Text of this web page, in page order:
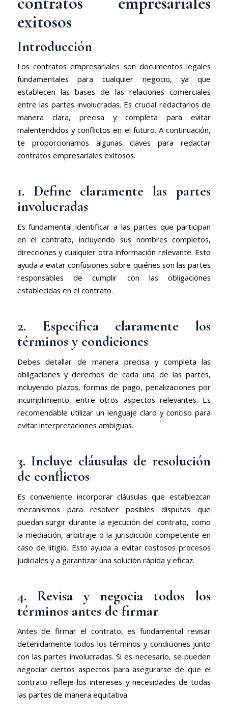
exitosos
Introducción
Los contratos empresariales son documentos legales
fundamentales para cualquier negocio, ya que
establecen las bases de las relaciones comerciales
entre las partes involucradas. Es crucial redactarlos de
manera clara, precisa y completa para evitar
malentendidos y conflictos en el futuro. A continuación,
te proporcionamos algunas claves para redactar
contratos empresariales exitosos.
1. Define claramente las partes
involucradas
Es fundamental identificar a las partes que participan
en el contrato, incluyendo sus nombres completos,
direcciones y cualquier otra información relevante. Esto
ayuda a evitar confusiones sobre quiénes son las partes
responsables de cumplir con las obligaciones
establecidas en el contrato.
2. Especifica claramente los
términos y condiciones
Debes detallar de manera precisa y completa las
obligaciones y derechos de cada una de las partes,
incluyendo plazos, formas de pago, penalizaciones por
incumplimiento, entre otros aspectos relevantes. Es
recomendable utilizar un lenguaje claro y conciso para
evitar interpretaciones ambiguas.
3. Incluye cláusulas de resolución
de conflictos
Es conveniente incorporar cláusulas que establezcan
mecanismos para resolver posibles disputas que
puedan surgir durante la ejecución del contrato, como
la mediación, arbitraje o la jurisdicción competente en
caso de litigio. Esto ayuda a evitar costosos procesos
judiciales y a garantizar una solución rápida y eficaz.
4. Revisa y negocia todos los
términos antes de firmar
Antes de firmar el contrato, es fundamental revisar
detenidamente todos los términos y condiciones junto
con las partes involucradas. Si es necesario, se pueden
negociar ciertos aspectos para asegurarse de que el
contrato refleje los intereses y necesidades de todas
las partes de manera equitativa.